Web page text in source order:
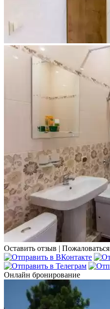
Оставить отзыв | Пожаловаться
Онлайн бронирование